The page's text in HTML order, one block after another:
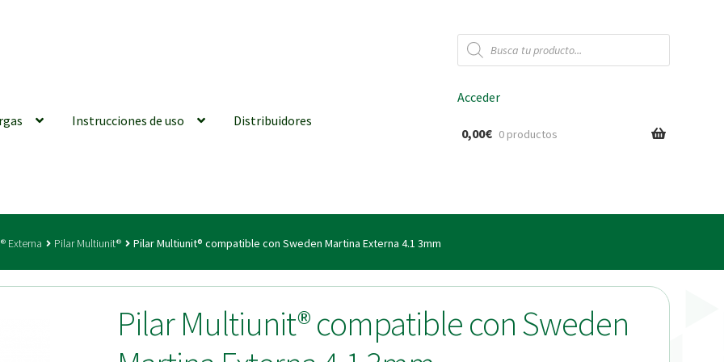
Búsqueda
de
productos
Instrucciones de uso Distribuidores
generales Conexiones CAD CAM Distribuidores Finalizar Pedido
| Tienda Online!
Acceder
0,00€ 0 productos
Externa Pilar Multiunit® Pilar Multiunit® compatible con Sweden Martina Externa 4.1 3mm
Pilar Multiunit® compatible con Sweden